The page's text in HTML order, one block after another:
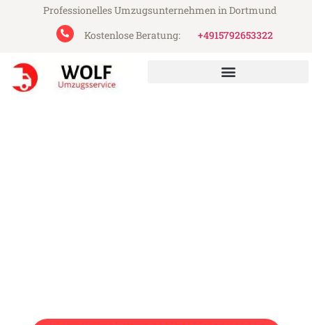
Professionelles Umzugsunternehmen in Dortmund
Kostenlose Beratung:
+4915792653322